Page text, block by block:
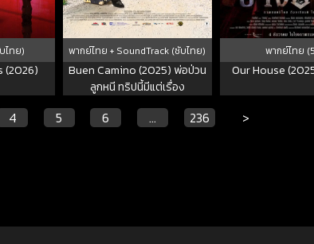
ไทย)
(2026)
พากย์ไทย + SoundTrack (ซับไทย)
Buen Camino (2025) พ่อป่วน
ลูกหนี ทริปนี้มีแต่เรื่อง
พากย์ไทย
Our House
4 5 6 … 236 >